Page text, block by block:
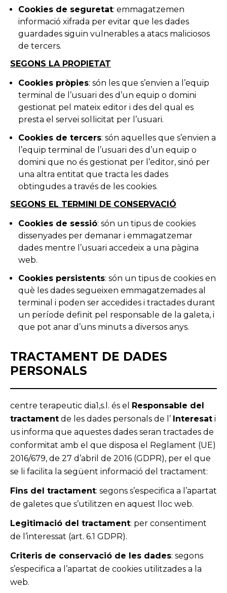
Cookies de seguretat: emmagatzemen
informació xifrada per evitar que les dades
guardades siguin vulnerables a atacs maliciosos
de tercers.
SEGONS LA PROPIETAT
Cookies pròpies: són les que s’envien a l’equip
terminal de l’usuari des d’un equip o domini
gestionat pel mateix editor i des del qual es
presta el servei sol·licitat per l’usuari.
Cookies de tercers: són aquelles que s’envien a
l’equip terminal de l’usuari des d’un equip o
domini que no és gestionat per l’editor, sinó per
una altra entitat que tracta les dades
obtingudes a través de les cookies.
SEGONS EL TERMINI DE CONSERVACIÓ
Cookies de sessió: són un tipus de cookies
dissenyades per demanar i emmagatzemar
dades mentre l’usuari accedeix a una pàgina
web.
Cookies persistents: són un tipus de cookies en
què les dades segueixen emmagatzemades al
terminal i poden ser accedides i tractades durant
un període definit pel responsable de la galeta, i
que pot anar d’uns minuts a diversos anys.
TRACTAMENT DE DADES
PERSONALS
centre terapeutic dia1,s.l. és el Responsable del
tractament de les dades personals de l’ Interesat i
us informa que aquestes dades seran tractades de
conformitat amb el que disposa el Reglament (UE)
2016/679, de 27 d’abril de 2016 (GDPR), per el que
se li facilita la següent informació del tractament:
Fins del tractament: segons s’especifica a l’apartat
de galetes que s’utilitzen en aquest lloc web.
Legitimació del tractament: per consentiment
de l’interessat (art. 6.1 GDPR).
Criteris de conservació de les dades: segons
s’especifica a l’apartat de cookies utilitzades a la
web.